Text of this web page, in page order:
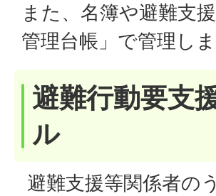
また、名簿や避難支
管理台帳」で管理しま
避難行動要支
ル
避難支援等関係者の